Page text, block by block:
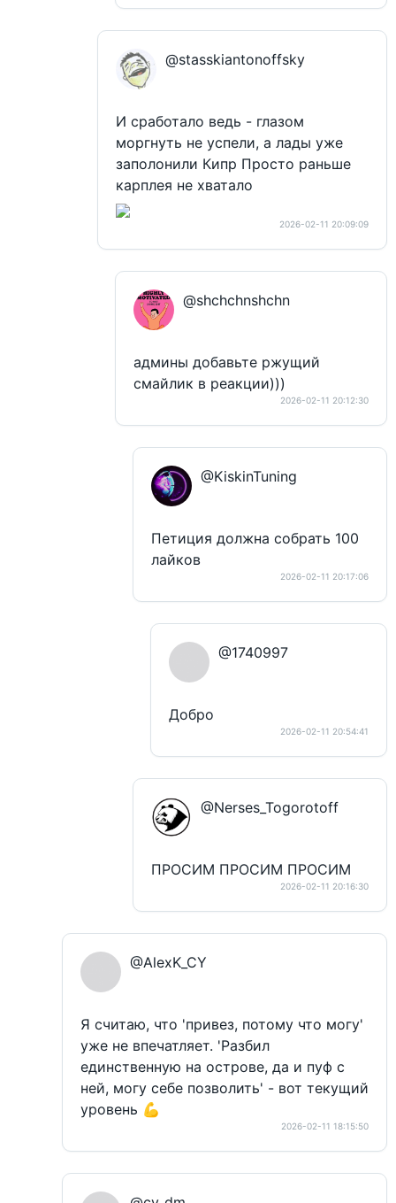
@stasskiantonoffsky
И сработало ведь - глазом
моргнуть не успели, а лады уже
заполонили Кипр Просто раньше
карплея не хватало
2026-02-11 20:09:09
@shchchnshchn
админы добавьте ржущий
смайлик в реакции)))
2026-02-11 20:12:30
@KiskinTuning
Петиция должна собрать 100
лайков
2026-02-11 20:17:06
@1740997
Добро
2026-02-11 20:54:41
@Nerses_Togorotoff
ПРОСИМ ПРОСИМ ПРОСИМ
2026-02-11 20:16:30
@AlexK_CY
Я считаю, что 'привез, потому что могу'
уже не впечатляет. 'Разбил
единственную на острове, да и пуф с
ней, могу себе позволить' - вот текущий
уровень 💪
2026-02-11 18:15:50